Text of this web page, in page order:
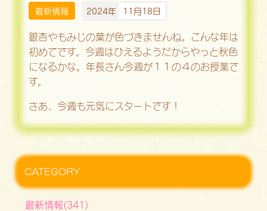
最新情報 2024年 11月18日
銀杏やもみじの葉が色づきませんね。こんな年は
初めてです。今週はひえるようだからやっと秋色
になるかな。年長さん今週が１１の４のお授業で
す。
さあ、今週も元気にスタートです！
CATEGORY
最新情報(341)